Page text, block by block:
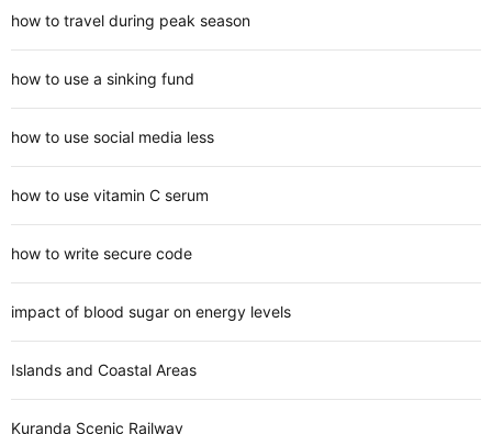
how to travel during peak season
how to use a sinking fund
how to use social media less
how to use vitamin C serum
how to write secure code
impact of blood sugar on energy levels
Islands and Coastal Areas
Kuranda Scenic Railway